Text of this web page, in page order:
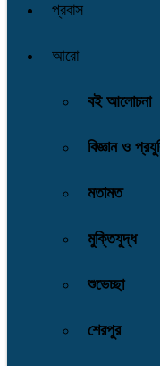
প্রবাস
আরো
বই আলোচনা
বিজ্ঞান ও
মতামত
মুক্তিযুদ্ধ
শুভেচ্ছা
শেরপুর